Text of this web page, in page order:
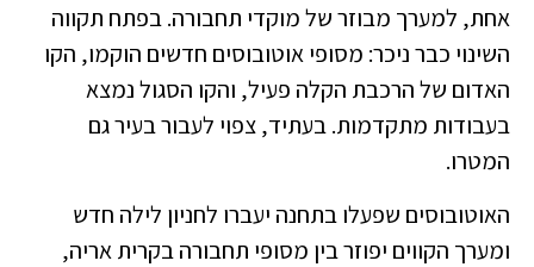
אחת, למערך מבוזר של מוקדי תחבורה. בפתח תקווה
השינוי כבר ניכר: מסופי אוטובוסים חדשים הוקמו, הקו
האדום של הרכבת הקלה פעיל, והקו הסגול נמצא
בעבודות מתקדמות. בעתיד, צפוי לעבור בעיר גם
המטרו.
האוטובוסים שפעלו בתחנה יעברו לחניון לילה חדש
ומערך הקווים יפוזר בין מסופי תחבורה בקרית אריה,